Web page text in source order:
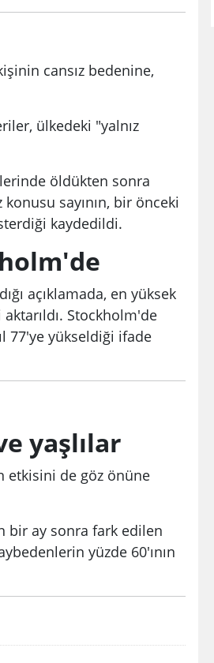
cansız bedenine,
ülkedeki "yalnız
öldükten sonra
sayının, bir önceki
kaydedildi.
açıklamada, en yüksek
Stockholm'de
77'ye yükseldiği ifade
yaşlılar
etkisini de göz önüne
bir ay sonra fark edilen
yüzde 60'ının